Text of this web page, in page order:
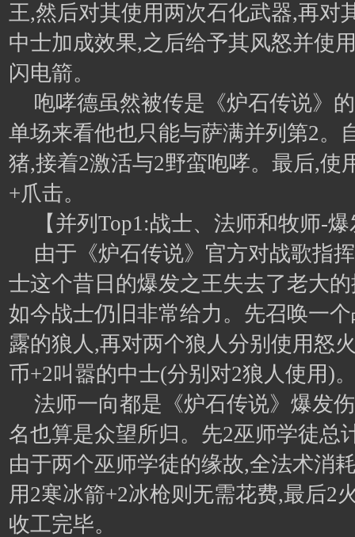
王,然后对其使用两次石化武器,再对
中士加成效果,之后给予其风怒并使
闪电箭。
咆哮德虽然被传是《炉石传说》
单场来看他也只能与萨满并列第2。
猪,接着2激活与2野蛮咆哮。最后,使
+爪击。
【并列Top1:战士、法师和牧师-
由于《炉石传说》官方对战歌指
士这个昔日的爆发之王失去了老大
如今战士仍旧非常给力。先召唤一
露的狼人,再对两个狼人分别使用怒
币+2叫嚣的中士(分别对2狼人使用)
法师一向都是《炉石传说》爆发
名也算是众望所归。先2巫师学徒总
由于两个巫师学徒的缘故,全法术消
用2寒冰箭+2冰枪则无需花费,最后2
收工完毕。